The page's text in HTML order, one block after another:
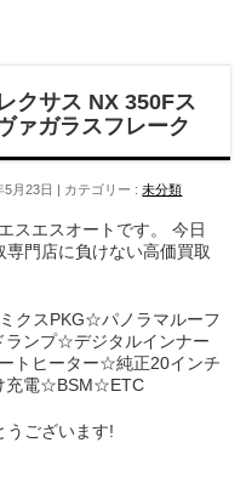
クサス NX 350Fス
ァガラスフレーク
5月23日 カテゴリー :未分類
スエスオートです。 今日
門店に負けない高価買取
クスPKG☆パノラマルーフ
ンプ☆デジタルインナー
トヒーター☆純正20インチ
充電☆BSM☆ETC
うございます!